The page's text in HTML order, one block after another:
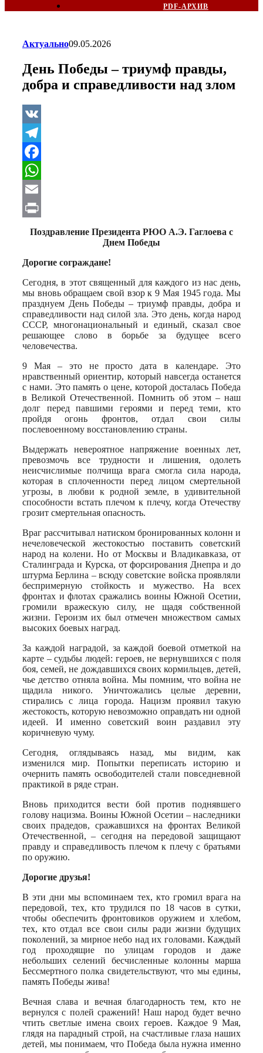
PDF-АРХИВ
Актуально09.05.2026
День Победы – триумф правды,
добра и справедливости над злом
VK
Telegram
Facebook
WhatsApp
Email
Print
Поздравление Президента РЮО А.Э. Гаглоева с
Днем Победы
Дорогие сограждане!
Сегодня, в этот священный для каждого из нас день,
мы вновь обращаем свой взор к 9 Мая 1945 года. Мы
празднуем День Победы – триумф правды, добра и
справедливости над силой зла. Это день, когда народ
СССР, многонациональный и единый, сказал свое
решающее слово в борьбе за будущее всего
человечества.
9 Мая – это не просто дата в календаре. Это
нравственный ориентир, который навсегда останется
с нами. Это память о цене, которой досталась Победа
в Великой Отечественной. Помнить об этом – наш
долг перед павшими героями и перед теми, кто
пройдя огонь фронтов, отдал свои силы
послевоенному восстановлению страны.
Выдержать невероятное напряжение военных лет,
превозмочь все трудности и лишения, одолеть
неисчислимые полчища врага смогла сила народа,
которая в сплоченности перед лицом смертельной
угрозы, в любви к родной земле, в удивительной
способности встать плечом к плечу, когда Отечеству
грозит смертельная опасность.
Враг рассчитывал натиском бронированных колонн и
нечеловеческой жестокостью поставить советский
народ на колени. Но от Москвы и Владикавказа, от
Сталинграда и Курска, от форсирования Днепра и до
штурма Берлина – всюду советские войска проявляли
беспримерную стойкость и мужество. На всех
фронтах и флотах сражались воины Южной Осетии,
громили вражескую силу, не щадя собственной
жизни. Героизм их был отмечен множеством самых
высоких боевых наград.
За каждой наградой, за каждой боевой отметкой на
карте – судьбы людей: героев, не вернувшихся с поля
боя, семей, не дождавшихся своих кормильцев, детей,
чье детство отняла война. Мы помним, что война не
щадила никого. Уничтожались целые деревни,
стирались с лица города. Нацизм проявил такую
жестокость, которую невозможно оправдать ни одной
идеей. И именно советский воин раздавил эту
коричневую чуму.
Сегодня, оглядываясь назад, мы видим, как
изменился мир. Попытки переписать историю и
очернить память освободителей стали повседневной
практикой в ряде стран.
Вновь приходится вести бой против поднявшего
голову нацизма. Воины Южной Осетии – наследники
своих прадедов, сражавшихся на фронтах Великой
Отечественной, – сегодня на передовой защищают
правду и справедливость плечом к плечу с братьями
по оружию.
Дорогие друзья!
В эти дни мы вспоминаем тех, кто громил врага на
передовой, тех, кто трудился по 18 часов в сутки,
чтобы обеспечить фронтовиков оружием и хлебом,
тех, кто отдал все свои силы ради жизни будущих
поколений, за мирное небо над их головами. Каждый
год проходящие по улицам городов и даже
небольших селений бесчисленные колонны марша
Бессмертного полка свидетельствуют, что мы едины,
память Победы жива!
Вечная слава и вечная благодарность тем, кто не
вернулся с полей сражений! Наш народ будет вечно
чтить светлые имена своих героев. Каждое 9 Мая,
глядя на парадный строй, на счастливые глаза наших
детей, мы понимаем, что Победа была нужна именно